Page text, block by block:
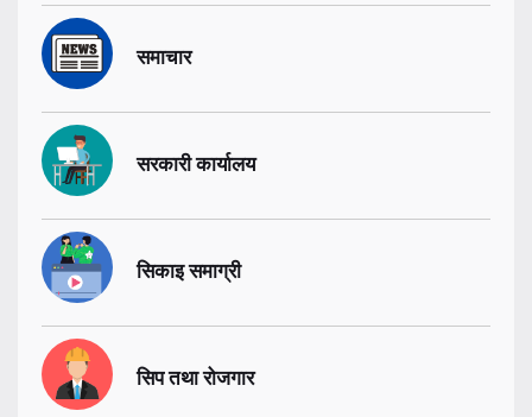
समाचार
सरकारी कार्यालय
सिकाइ समाग्री
सिप तथा रोजगार